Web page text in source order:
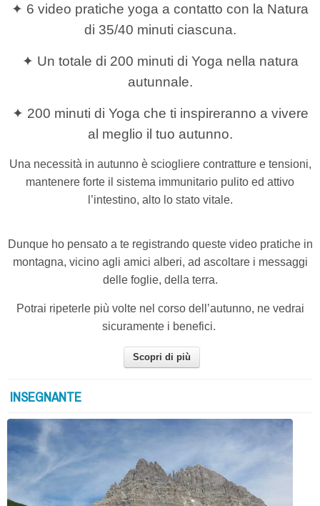
✦ 6 video pratiche yoga a contatto con la Natura
di 35/40 minuti ciascuna.
✦ Un totale di 200 minuti di Yoga nella natura
autunnale.
✦ 200 minuti di Yoga che ti inspireranno a vivere
al meglio il tuo autunno.
Una necessità in autunno è sciogliere contratture e tensioni,
mantenere forte il sistema immunitario pulito ed attivo
l’intestino, alto lo stato vitale.
Dunque ho pensato a te registrando queste video pratiche in
montagna, vicino agli amici alberi, ad ascoltare i messaggi
delle foglie, della terra.
Potrai ripeterle più volte nel corso dell’autunno, ne vedrai
sicuramente i benefici.
Scopri di più
INSEGNANTE